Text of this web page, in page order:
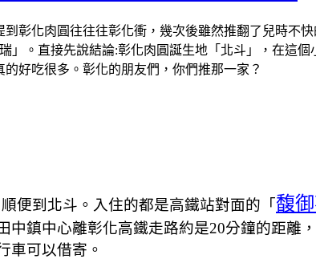
到彰化肉圓往往往彰化衝，幾次後雖然推翻了兒時不
。直接先說結論:彰化肉圓誕生地「北斗」，在這
好吃很多。彰化的朋友們，你們推那一家？
便到北斗。入住的都是高鐵站對面的「 馥
鎮中心離彰化高鐵走路約是20分鐘的距離
車可以借寄。